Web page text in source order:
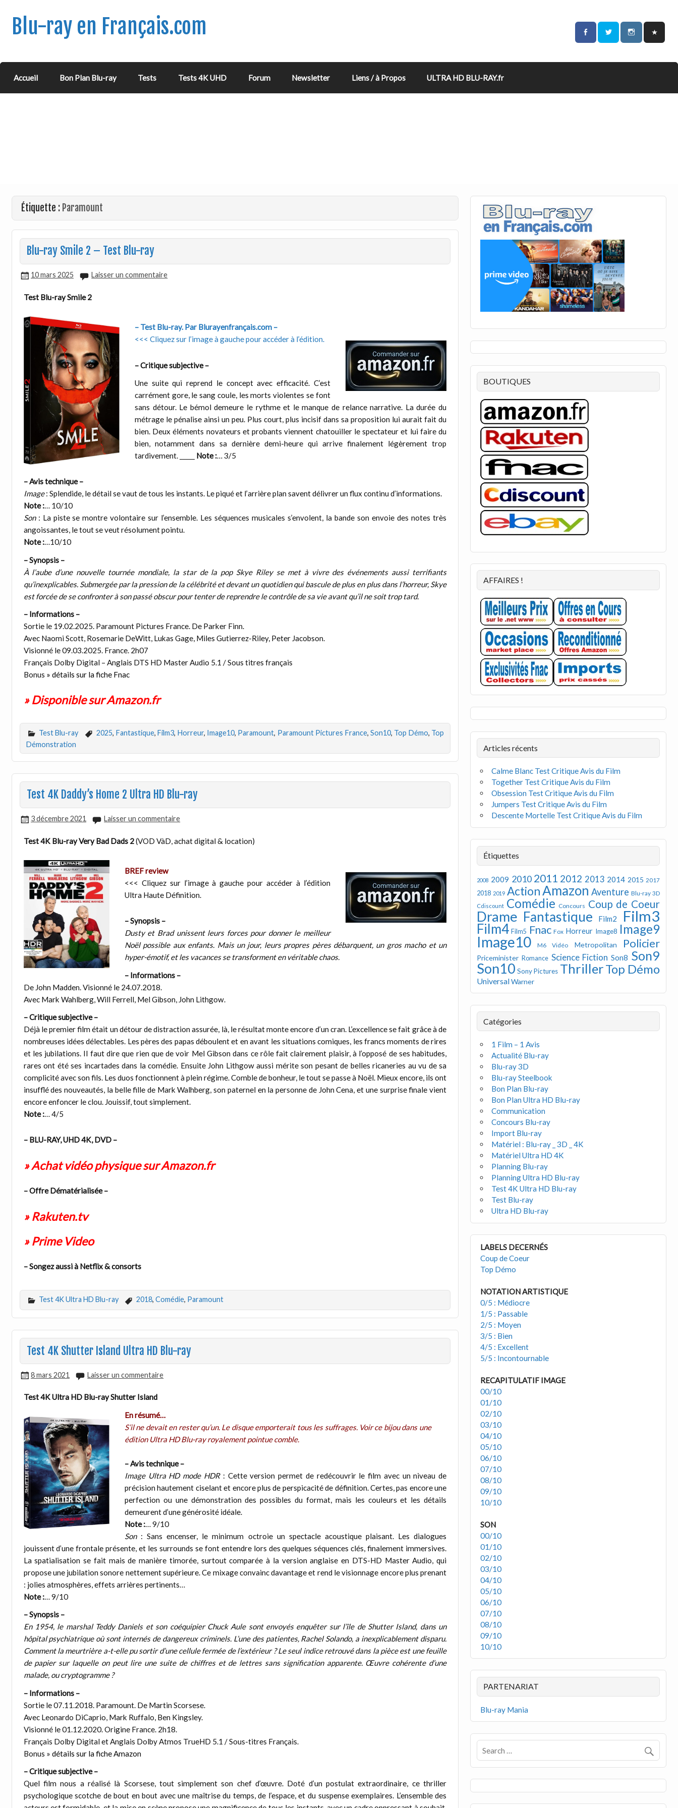
Blu-ray en Français.com
Accueil Bon Plan Blu-ray Tests Tests 4K UHD Forum Newsletter Liens / à Propos ULTRA HD BLU-RAY.fr
Étiquette : Paramount
Blu-ray Smile 2 – Test Blu-ray
10 mars 2025 Laisser un commentaire
Test Blu-ray Smile 2
– Test Blu-ray. Par Blurayenfrançais.com –
<<< Cliquez sur l’image à gauche pour accéder à l’édition.
– Critique subjective –
Une suite qui reprend le concept avec efficacité. C’est
carrément gore, le sang coule, les morts violentes se font
sans détour. Le bémol demeure le rythme et le manque de relance narrative. La durée du
métrage le pénalise ainsi un peu. Plus court, plus incisif dans sa proposition lui aurait fait du
bien. Deux éléments novateurs et probants viennent chatouiller le spectateur et lui faire du
bien, notamment dans sa dernière demi-heure qui arrive finalement légèrement trop
tardivement. _____ Note :… 3/5
– Avis technique –
Image: Splendide, le détail se vaut de tous les instants. Le piqué et l’arrière plan savent délivrer un flux continu d’informations.
Note :… 10/10
Son: La piste se montre volontaire sur l’ensemble. Les séquences musicales s’envolent, la bande son envoie des notes très
angoissantes, le tout se veut résolument pointu.
Note :…10/10
– Synopsis –
À l’aube d’une nouvelle tournée mondiale, la star de la pop Skye Riley se met à vivre des événements aussi terrifiants
qu’inexplicables. Submergée par la pression de la célébrité et devant un quotidien qui bascule de plus en plus dans l’horreur, Skye
est forcée de se confronter à son passé obscur pour tenter de reprendre le contrôle de sa vie avant qu’il ne soit trop tard.
– Informations –
Sortie le 19.02.2025. Paramount Pictures France. De Parker Finn.
Avec Naomi Scott, Rosemarie DeWitt, Lukas Gage, Miles Gutierrez-Riley, Peter Jacobson.
Visionné le 09.03.2025. France. 2h07
Français Dolby Digital – Anglais DTS HD Master Audio 5.1 / Sous titres français
Bonus » détails sur la fiche Fnac
» Disponible sur Amazon.fr
Test Blu-ray 2025, Fantastique,Film3, Horreur, Image10, Paramount, Paramount Pictures France,Son10, Top Démo, Top
Démonstration
Test 4K Daddy’s Home 2 Ultra HD Blu-ray
3 décembre 2021 Laisser un commentaire
Test 4K Blu-ray Very Bad Dads 2(VOD VàD, achat digital & location)
BREF review
<<< Cliquez sur l’image à gauche pour accéder à l’édition
Ultra Haute Définition.
– Synopsis –
Dusty et Brad unissent leurs forces pour donner le meilleur
Noël possible aux enfants. Mais un jour, leurs propres pères débarquent, un gros macho et un
hyper-émotif, et les vacances se transforment en véritable chaos.
– Informations –
De John Madden. Visionné le 24.07.2018.
Avec Mark Wahlberg, Will Ferrell, Mel Gibson, John Lithgow.
– Critique subjective –
Déjà le premier film était un détour de distraction assurée, là, le résultat monte encore d’un cran. L’excellence se fait grâce à de
nombreuses idées délectables. Les pères des papas déboulent et en avant les situations comiques, les francs moments de rires
et les jubilations. Il faut dire que rien que de voir Mel Gibson dans ce rôle fait clairement plaisir, à l’opposé de ses habitudes,
rares ont été ses incartades dans la comédie. Ensuite John Lithgow aussi mérite son pesant de belles ricaneries au vu de sa
complicité avec son fils. Les duos fonctionnent à plein régime. Comble de bonheur, le tout se passe à Noël. Mieux encore, ils ont
insufflé des nouveautés, la belle fille de Mark Walhberg, son paternel en la personne de John Cena, et une surprise finale vient
encore enfoncer le clou. Jouissif, tout simplement.
Note :… 4/5
– BLU-RAY, UHD 4K, DVD –
» Achat vidéo physique sur Amazon.fr
– Offre Dématérialisée –
» Rakuten.tv
» Prime Video
– Songez aussi à Netflix & consorts
Test 4K Ultra HD Blu-ray 2018, Comédie, Paramount
Test 4K Shutter Island Ultra HD Blu-ray
8 mars 2021 Laisser un commentaire
Test 4K Ultra HD Blu-ray Shutter Island
En résumé…
S’il ne devait en rester qu’un. Le disque emporterait tous les suffrages. Voir ce bijou dans une
édition Ultra HD Blu-ray royalement pointue comble.
– Avis technique –
Image Ultra HD mode HDR : Cette version permet de redécouvrir le film avec un niveau de
précision hautement ciselant et encore plus de perspicacité de définition. Certes, pas encore une
perfection ou une démonstration des possibles du format, mais les couleurs et les détails
demeurent d’une générosité idéale.
Note :… 9/10
Son: Sans encenser, le minimum octroie un spectacle acoustique plaisant. Les dialogues
jouissent d’une frontale présente, et les surrounds se font entendre lors des quelques séquences clés, finalement immersives.
La spatialisation se fait mais de manière timorée, surtout comparée à la version anglaise en DTS-HD Master Audio, qui
propose une jubilation sonore nettement supérieure. Ce mixage convainc davantage et rend le visionnage encore plus prenant
: jolies atmosphères, effets arrières pertinents…
Note :… 9/10
– Synopsis –
En 1954, le marshal Teddy Daniels et son coéquipier Chuck Aule sont envoyés enquêter sur l’île de Shutter Island, dans un
hôpital psychiatrique où sont internés de dangereux criminels. L’une des patientes, Rachel Solando, a inexplicablement disparu.
Comment la meurtrière a-t-elle pu sortir d’une cellule fermée de l’extérieur ? Le seul indice retrouvé dans la pièce est une feuille
de papier sur laquelle on peut lire une suite de chiffres et de lettres sans signification apparente. Œuvre cohérente d’une
malade, ou cryptogramme ?
– Informations –
Sortie le 07.11.2018. Paramount. De Martin Scorsese.
Avec Leonardo DiCaprio, Mark Ruffalo, Ben Kingsley.
Visionné le 01.12.2020. Origine France. 2h18.
Français Dolby Digital et Anglais Dolby Atmos TrueHD 5.1 / Sous-titres Français.
Bonus » détails sur la fiche Amazon
– Critique subjective –
Quel film nous a réalisé là Scorsese, tout simplement son chef d’œuvre. Doté d’un postulat extraordinaire, ce thriller
psychologique scotche de bout en bout avec une maîtrise du temps, de l’espace, et du suspense exemplaires. L’ensemble des
BOUTIQUES
AFFAIRES !
Articles récents
Calme Blanc Test Critique Avis du Film
Together Test Critique Avis du Film
Obsession Test Critique Avis du Film
Jumpers Test Critique Avis du Film
Descente Mortelle Test Critique Avis du Film
Étiquettes
2008 2009 2010 2011 2012 2013 2014 2015 2017
2018 2019 ActionAmazon Aventure Blu-ray 3D
Cdiscount Comédie Concours Coup de Coeur
Drame Fantastique Film2 Film3
Film4 Film5 Fnac Fox Horreur Image8 Image9
Image10 M6 Vidéo Metropolitan Policier
Priceminister Romance Science Fiction Son8 Son9
Son10 Sony Pictures ThrillerTop Démo
UniversalWarner
Catégories
1 Film – 1 Avis
Actualité Blu-ray
Blu-ray 3D
Blu-ray Steelbook
Bon Plan Blu-ray
Bon Plan Ultra HD Blu-ray
Communication
Concours Blu-ray
Import Blu-ray
Matériel : Blu-ray _ 3D _ 4K
Matériel Ultra HD 4K
Planning Blu-ray
Planning Ultra HD Blu-ray
Test 4K Ultra HD Blu-ray
Test Blu-ray
Ultra HD Blu-ray
LABELS DECERNÉS
Coup de Coeur
Top Démo
NOTATION ARTISTIQUE
0/5 : Médiocre
1/5 : Passable
2/5 : Moyen
3/5 : Bien
4/5 : Excellent
5/5 : Incontournable
RECAPITULATIF IMAGE
00/10
01/10
02/10
03/10
04/10
05/10
06/10
07/10
08/10
09/10
10/10
SON
00/10
01/10
02/10
03/10
04/10
05/10
06/10
07/10
08/10
09/10
10/10
PARTENARIAT
Blu-ray Mania